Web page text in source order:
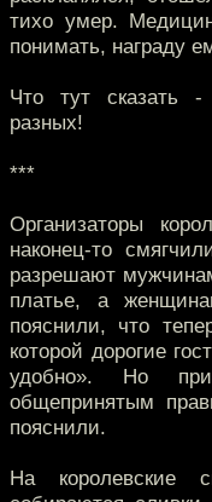
тихо умер.
понимать, награду
Что тут сказать
разных!
***
Организаторы
наконец-то
разрешают
платье, а
пояснили, что
которой дорогие
удобно». Но
общепринятым
пояснили.
На королевские